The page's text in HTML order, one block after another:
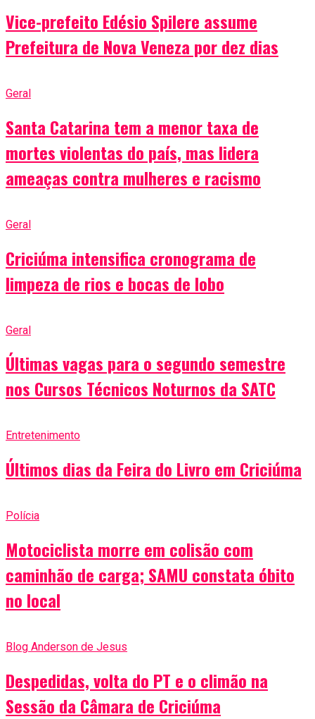
Vice-prefeito Edésio Spilere assume
Prefeitura de Nova Veneza por dez dias
Geral
Santa Catarina tem a menor taxa de
mortes violentas do país, mas lidera
ameaças contra mulheres e racismo
Geral
Criciúma intensifica cronograma de
limpeza de rios e bocas de lobo
Geral
Últimas vagas para o segundo semestre
nos Cursos Técnicos Noturnos da SATC
Entretenimento
Últimos dias da Feira do Livro em Criciúma
Polícia
Motociclista morre em colisão com
caminhão de carga; SAMU constata óbito
no local
Blog Anderson de Jesus
Despedidas, volta do PT e o climão na
Sessão da Câmara de Criciúma